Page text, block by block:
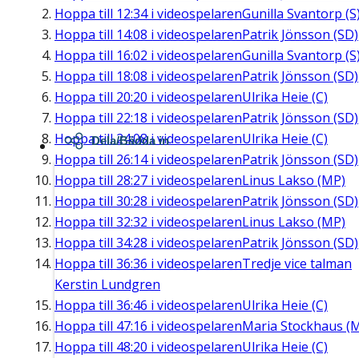
Hoppa till 12:34i videospelarenGunilla Svantorp
Hoppa till 14:08 i videospelarenPatrik Jönsson (SD)
Hoppa till 16:02 i videospelarenGunilla Svantorp
Hoppa till 18:08 i videospelarenPatrik Jönsson (SD)
Hoppa till 20:20 i videospelarenUlrika Heie (C)
Hoppa till 22:18 i videospelarenPatrik Jönsson (SD)
Hoppa till24:08i videospelarenUlrika Heie (C)
Hoppa till 26:14i videospelarenPatrik Jönsson (SD)
Hoppa till 28:27 i videospelarenLinus Lakso (MP)
Hoppa till 30:28 i videospelarenPatrik Jönsson (SD)
Hoppa till 32:32 i videospelarenLinus Lakso (MP)
Hoppa till 34:28 i videospelarenPatrik Jönsson (SD)
Hoppa till 36:36 i videospelarenTredje vice talman
Kerstin Lundgren
Hoppa till 36:46 i videospelarenUlrika Heie (C)
Hoppa till 47:16 i videospelarenMaria Stockhaus
Hoppa till 48:20 i videospelarenUlrika Heie (C)
Dela/Bädda in